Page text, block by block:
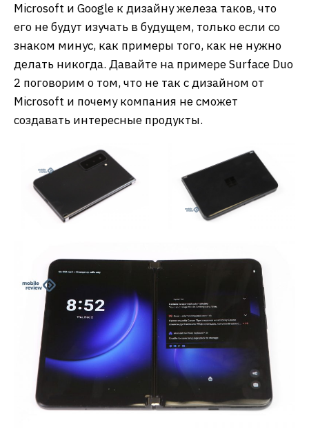
Microsoft и Google к дизайну железа таков, что
его не будут изучать в будущем, только если со
знаком минус, как примеры того, как не нужно
делать никогда. Давайте на примере Surface Duo
2 поговорим о том, что не так с дизайном от
Microsoft и почему компания не сможет
создавать интересные продукты.